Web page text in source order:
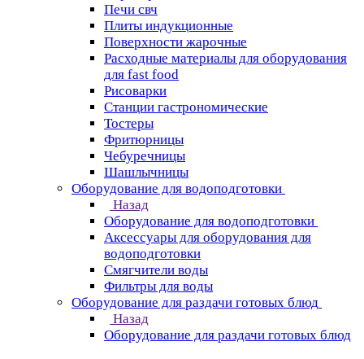
Печи свч
Плиты индукционные
Поверхности жарочные
Расходные материалы для оборудования
для fast food
Рисоварки
Станции гастрономические
Тостеры
Фритюрницы
Чебуречницы
Шашлычницы
Оборудование для водоподготовки
Назад
Оборудование для водоподготовки
Аксессуары для оборудования для
водоподготовки
Смягчители воды
Фильтры для воды
Оборудование для раздачи готовых блюд
Назад
Оборудование для раздачи готовых блюд